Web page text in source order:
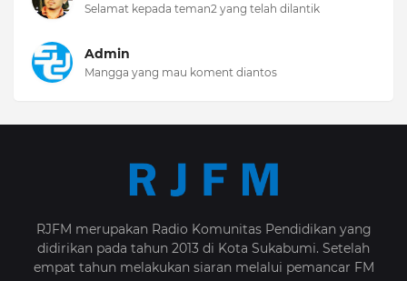
Selamat kepada teman2 yang telah dilantik
Admin
Mangga yang mau koment diantos
RJFM merupakan Radio Komunitas Pendidikan yang
didirikan pada tahun 2013 di Kota Sukabumi. Setelah
empat tahun melakukan siaran melalui pemancar FM